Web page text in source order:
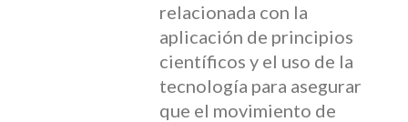
relacionada con la
aplicación de principios
científicos y el uso de la
tecnología para asegurar
que el movimiento de